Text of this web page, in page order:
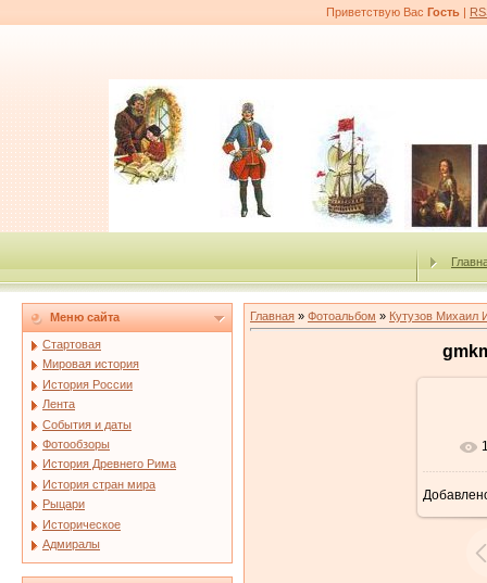
Приветствую Вас Гость |
Меню сайта
Стартовая
Мировая история
История России
Лента
События и даты
Фотообзоры
История Древнего Рима
История стран мира
Рыцари
Историческое
Адмиралы
Главная » Фотоальбом » Кутузов Михаил